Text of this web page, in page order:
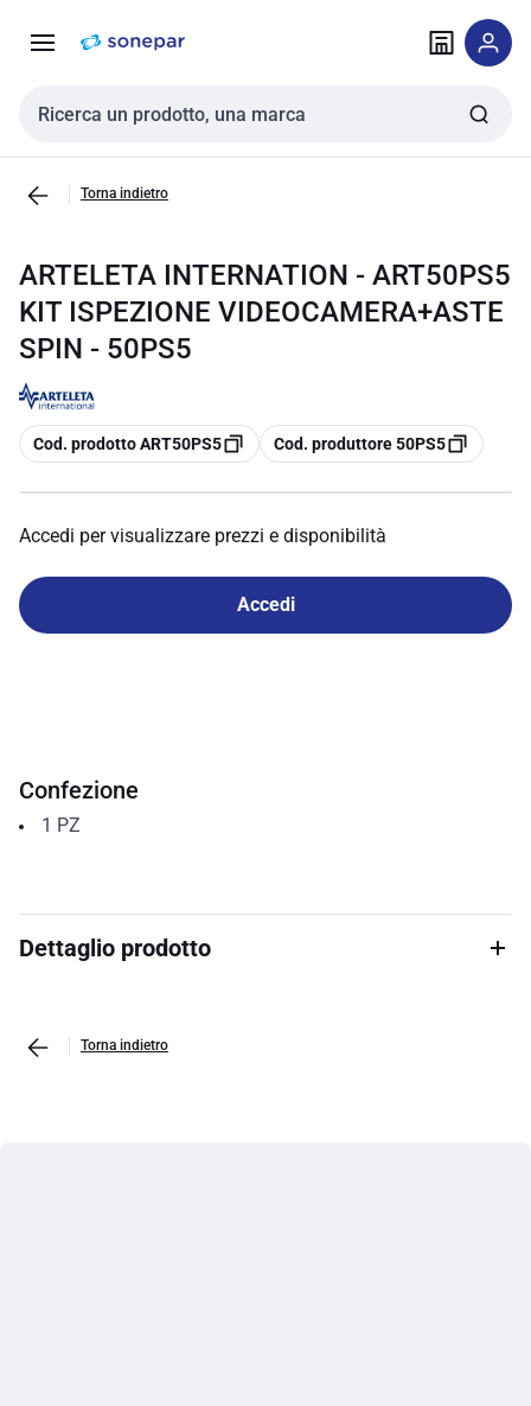
navigazione alla
Cerca input
Torna indietro
ARTELETA INTERNATION - ART50PS5
KIT ISPEZIONE VIDEOCAMERA+ASTE
SPIN - 50PS5
copia
Cod. prodotto ART50PS5 copia
Cod. produttore 50PS5
Accedi per visualizzare prezzi e disponibilità
Accedi
Confezione
1 PZ
Dettaglio prodotto
Torna indietro